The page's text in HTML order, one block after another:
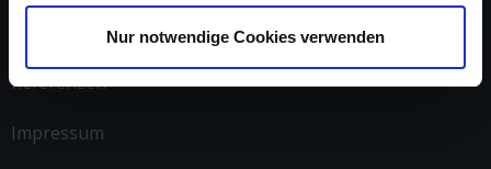
Nur notwendige Cookies verwenden
Arbeite mit uns
Referenzen
Impressum